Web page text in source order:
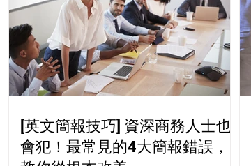
[英文簡報技巧] 資深商務人士也
會犯！最常見的4大簡報錯誤，